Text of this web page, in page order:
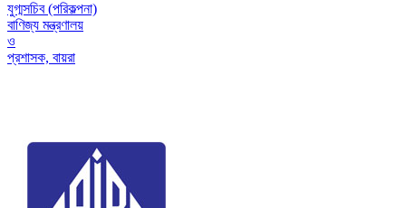
যুগ্মসচিব (পরিকল্পনা)
বাণিজ্য মন্ত্রণালয়
ও
প্রশাসক, বায়রা